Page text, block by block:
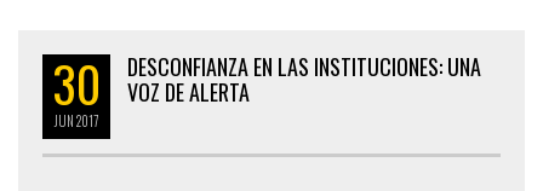
30
JUN2017
DESCONFIANZA EN LAS INSTITUCIONES: UNA
VOZ DE ALERTA